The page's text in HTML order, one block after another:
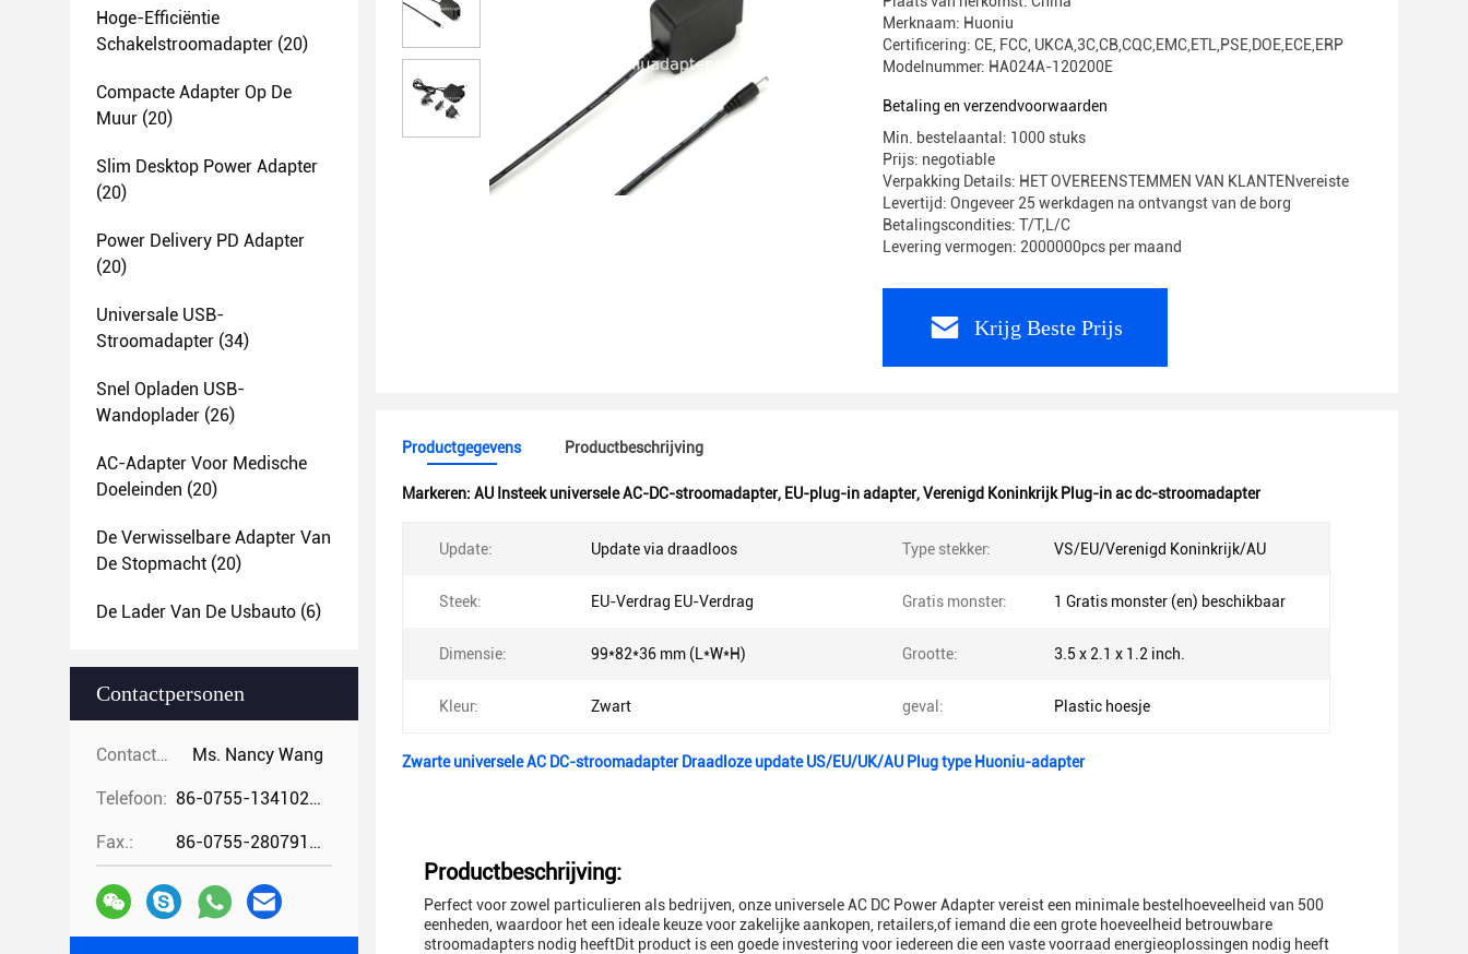
Hoge-Efficiëntie
Schakelstroomadapter (20)
Compacte Adapter Op De
Muur (20)
Slim Desktop Power Adapter
(20)
Power Delivery PD Adapter
(20)
Universale USB-
Stroomadapter (34)
Snel Opladen USB-
Wandoplader (26)
AC-Adapter Voor Medische
Doeleinden (20)
De Verwisselbare Adapter Van
De Stopmacht (20)
De Lader Van De Usbauto (6)
Contactpersonen
Contactpersonen: Ms. Nancy Wang
Telefoon: 86-0755-13410274294
Fax.: 86-0755-28079166
Merknaam: Huoniu
Certificering: CE, FCC, UKCA,3C,CB,CQC,EMC,ETL,PSE,DOE,ECE,ERP
Modelnummer: HA024A-120200E
Betaling en verzendvoorwaarden
Min. bestelaantal: 1000 stuks
Prijs: negotiable
Verpakking Details: HET OVEREENSTEMMEN VAN KLANTENvereiste
Levertijd: Ongeveer 25 werkdagen na ontvangst van de borg
Betalingscondities: T/T,L/C
Levering vermogen: 2000000pcs per maand
Krijg Beste Prijs
Productgegevens Productbeschrijving
Markeren: AU Insteek universele AC-DC-stroomadapter, EU-plug-in adapter,Verenigd Koninkrijk Plug-in ac dc-stroomadapter
Update: Update via draadloos Type stekker: VS/EU/Verenigd Koninkrijk/AU
Steek: EU-Verdrag EU-Verdrag Gratis monster: 1 Gratis monster (en) beschikbaar
Dimensie: 99*82*36 mm (L*W*H) Grootte: 3.5 x 2.1 x 1.2 inch.
Kleur: Zwart geval: Plastic hoesje
Zwarte universele AC DC-stroomadapter Draadloze update US/EU/UK/AU Plug type Huoniu-adapter
Productbeschrijving:
Perfect voor zowel particulieren als bedrijven, onze universele AC DC Power Adapter vereist een minimale bestelhoeveelheid van 500
eenheden, waardoor het een ideale keuze voor zakelijke aankopen, retailers,of iemand die een grote hoeveelheid betrouwbare
stroomadapters nodig heeftDit product is een goede investering voor iedereen die een vaste voorraad energieoplossingen nodig heeft